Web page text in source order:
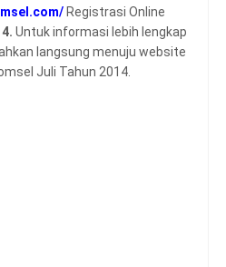
Registrasi Online
Untuk informasi lebih lengkap
langsung menuju website
Juli Tahun 2014.